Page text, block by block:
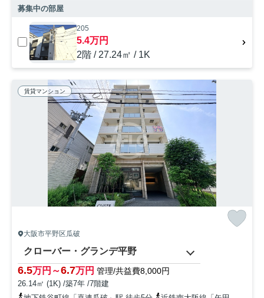
募集中の部屋
205
5.4万円
2階 / 27.24㎡ / 1K
賃貸マンション
大阪市平野区瓜破
クローバー・グランデ平野
6.5万円～6.7万円 管理/共益費8,000円
26.14㎡ (1K) /築7年 /7階建